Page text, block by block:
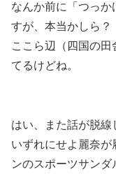
なんか前に「つっ
すが、本当かしら？
ここら辺（四国の
てるけどね。
はい、また話が脱線
いずれにせよ 麗奈が
ンのスポーツサン